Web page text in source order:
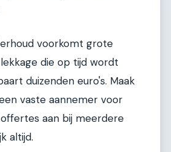
voorkomt grote
die op tijd wordt
duizenden euro's. Maak
vaste aannemer voor
aan bij meerdere
altijd.